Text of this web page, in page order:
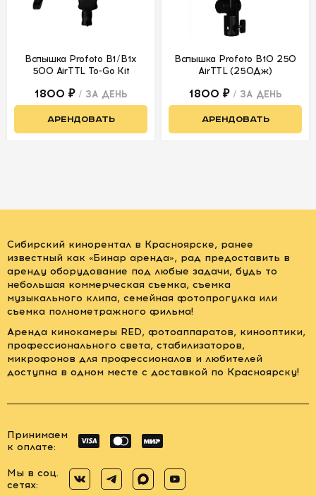
Вспышка Profoto B1/B1x
500 AirTTL To-Go Kit
1800 ₽ / ЗА ДЕНЬ
АРЕНДОВАТЬ
Вспышка Profoto B10 250
AirTTL (250Дж)
1800 ₽ / ЗА ДЕНЬ
АРЕНДОВАТЬ
Сибирский кинорентал в Красноярске, ранее
известный как «Бинар аренда», рад предоставить в
аренду оборудование под любые задачи, будь то
небольшая коммерческая съемка, съемка
музыкального клипа, семейная фотопрогулка или
съемка полнометражного фильма!
Аренда кинокамеры RED, фотоаппаратов, кинооптики,
профессионального света, стабилизаторов,
микрофонов для профессионалов и любителей
доступна в одном месте с доставкой по Красноярску!
Принимаем
к оплате:
Мы в соц.
сетях: